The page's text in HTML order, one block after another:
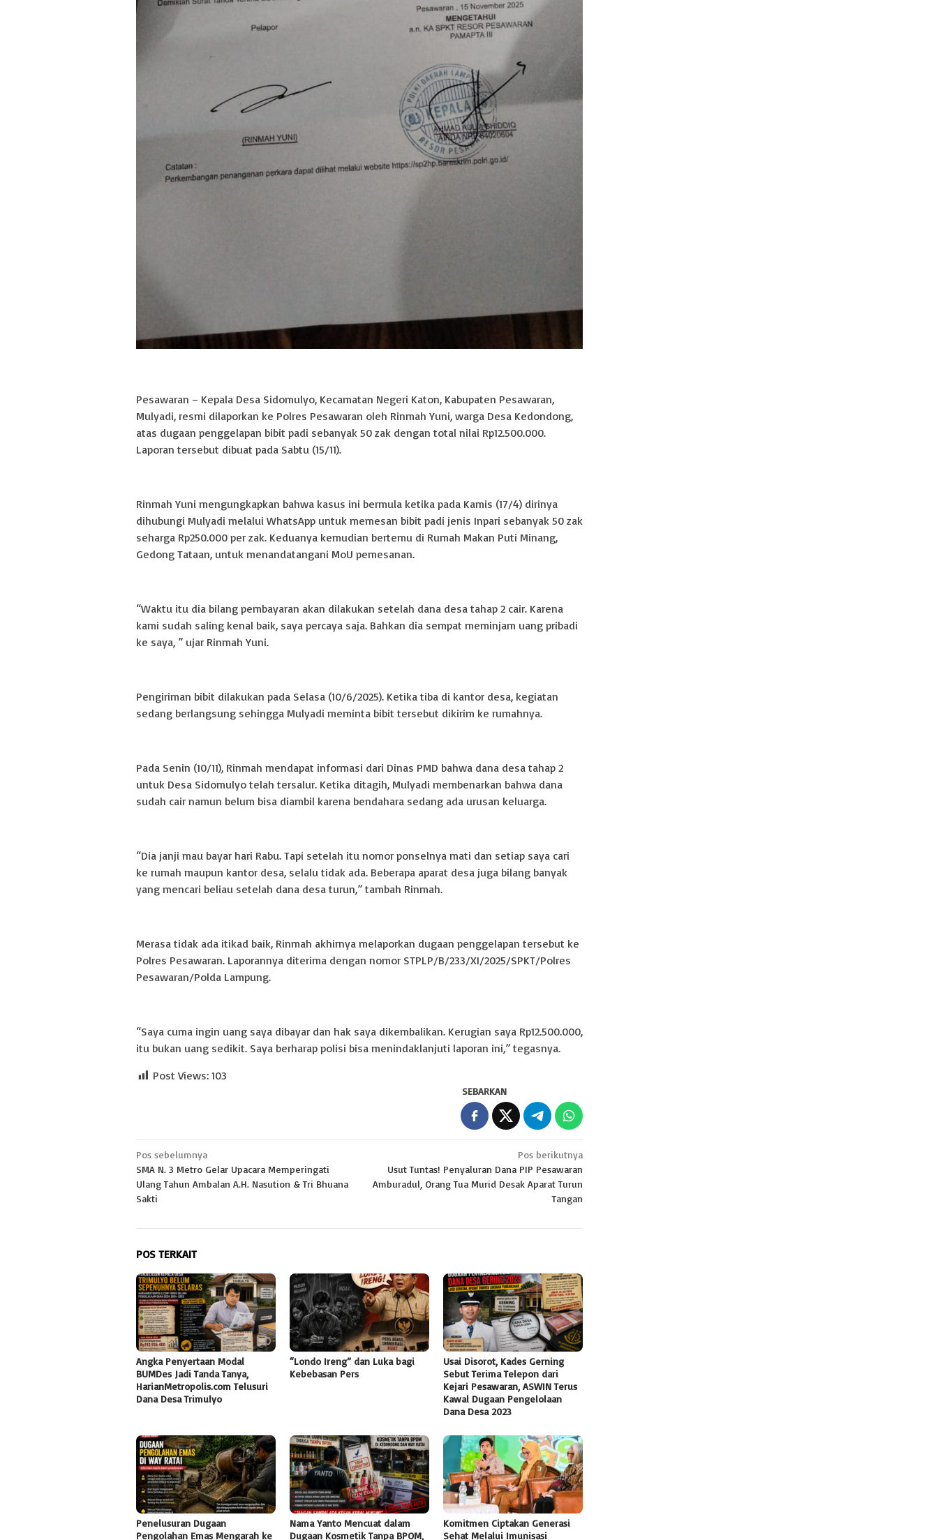
Pesawaran – Kepala Desa Sidomulyo, Kecamatan Negeri Katon, Kabupaten Pesawaran,
Mulyadi, resmi dilaporkan ke Polres Pesawaran oleh Rinmah Yuni, warga Desa Kedondong,
atas dugaan penggelapan bibit padi sebanyak 50 zak dengan total nilai Rp12.500.000.
Laporan tersebut dibuat pada Sabtu (15/11).
Rinmah Yuni mengungkapkan bahwa kasus ini bermula ketika pada Kamis (17/4) dirinya
dihubungi Mulyadi melalui WhatsApp untuk memesan bibit padi jenis Inpari sebanyak 50 zak
seharga Rp250.000 per zak. Keduanya kemudian bertemu di Rumah Makan Puti Minang,
Gedong Tataan, untuk menandatangani MoU pemesanan.
“Waktu itu dia bilang pembayaran akan dilakukan setelah dana desa tahap 2 cair. Karena
kami sudah saling kenal baik, saya percaya saja. Bahkan dia sempat meminjam uang pribadi
ke saya, ” ujar Rinmah Yuni.
Pengiriman bibit dilakukan pada Selasa (10/6/2025). Ketika tiba di kantor desa, kegiatan
sedang berlangsung sehingga Mulyadi meminta bibit tersebut dikirim ke rumahnya.
Pada Senin (10/11), Rinmah mendapat informasi dari Dinas PMD bahwa dana desa tahap 2
untuk Desa Sidomulyo telah tersalur. Ketika ditagih, Mulyadi membenarkan bahwa dana
sudah cair namun belum bisa diambil karena bendahara sedang ada urusan keluarga.
“Dia janji mau bayar hari Rabu. Tapi setelah itu nomor ponselnya mati dan setiap saya cari
ke rumah maupun kantor desa, selalu tidak ada. Beberapa aparat desa juga bilang banyak
yang mencari beliau setelah dana desa turun,” tambah Rinmah.
Merasa tidak ada itikad baik, Rinmah akhirnya melaporkan dugaan penggelapan tersebut ke
Polres Pesawaran. Laporannya diterima dengan nomor STPLP/B/233/XI/2025/SPKT/Polres
Pesawaran/Polda Lampung.
“Saya cuma ingin uang saya dibayar dan hak saya dikembalikan. Kerugian saya Rp12.500.000,
itu bukan uang sedikit. Saya berharap polisi bisa menindaklanjuti laporan ini,” tegasnya.
Post Views: 103
SEBARKAN
Navigasi
pos
Pos sebelumnya
SMA N. 3 Metro Gelar Upacara Memperingati
Ulang Tahun Ambalan A.H. Nasution & Tri Bhuana
Sakti
Pos berikutnya
Usut Tuntas! Penyaluran Dana PIP Pesawaran
Amburadul, Orang Tua Murid Desak Aparat Turun
Tangan
POS TERKAIT
Angka Penyertaan Modal
BUMDes Jadi Tanda Tanya,
HarianMetropolis.com Telusuri
Dana Desa Trimulyo
“Londo Ireng” dan Luka bagi
Kebebasan Pers
Usai Disorot, Kades Gerning
Sebut Terima Telepon dari
Kejari Pesawaran, ASWIN Terus
Kawal Dugaan Pengelolaan
Dana Desa 2023
Penelusuran Dugaan
Pengolahan Emas Mengarah ke
Nama Yanto Mencuat dalam
Dugaan Kosmetik Tanpa BPOM,
Komitmen Ciptakan Generasi
Sehat Melalui Imunisasi